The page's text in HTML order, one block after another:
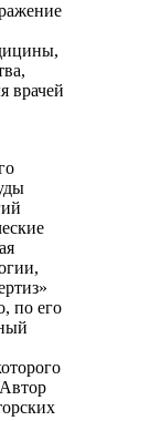
врачей
по его